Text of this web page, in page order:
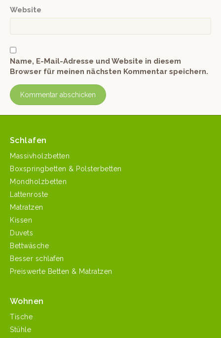
Website
Name, E-Mail-Adresse und Website in diesem
Browser für meinen nächsten Kommentar speichern.
Schlafen
Massivholzbetten
Boxspringbetten & Polsterbetten
Mondholzbetten
Lattenroste
Matratzen
Kissen
Duvets
Bettwäsche
Besser schlafen
Preiswerte Betten & Matratzen
Wohnen
Tische
Stühle